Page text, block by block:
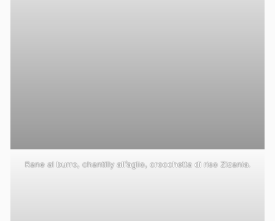
Rane al burro, chantilly all’aglio, crocchetta di riso Zizania.